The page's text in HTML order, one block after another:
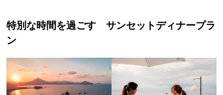
特別な時間を過ごす サンセットディナープラ
ン